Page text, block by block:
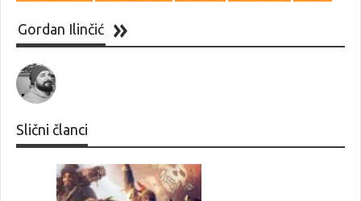
Gordan Ilinčić
Slični članci